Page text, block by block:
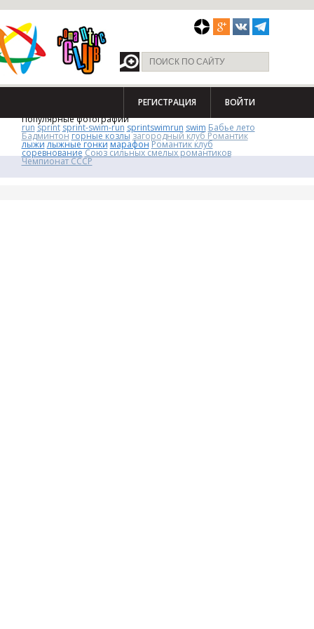
РЕГИСТРАЦИЯ ВОЙТИ
Популярные фотографии
run sprint sprint-swim-run sprintswimrun swim Бабье лето
Бадминтонгорные козлызагородный клуб Романтик
лыжилыжные гонкимарафон Романтик клуб
соревнованиеСоюз сильных смелых романтиков
Чемпионат СССР